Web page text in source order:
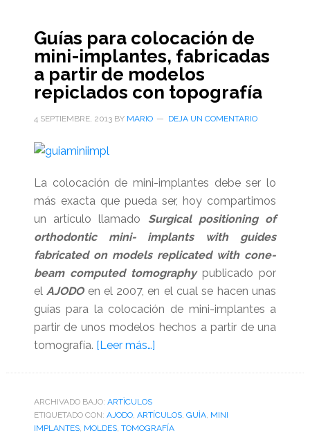
que
no
toleran
las
Guías para colocación de
mini-implantes, fabricadas
a partir de modelos
repiclados con topografía
4 SEPTIEMBRE, 2013BY MARIO DEJA UN COMENTARIO
La colocación de mini-implantes debe ser lo
más exacta que pueda ser, hoy compartimos
un artículo llamado Surgical positioning of
orthodontic mini- implants with guides
fabricated on models replicated with cone-
beam computed tomography publicado por
elAJODOen el 2007, en el cual se hacen unas
guías para la colocación de mini-implantes a
partir de unos modelos hechos a partir de una
tomografía. [Leer más…]acerca
colocación
de
ARCHIVADO BAJO: ARTÌCULOS
ETIQUETADO CON: AJODO, ARTÍCULOS, GUÌA, MINI
IMPLANTES, MOLDES, TOMOGRAFÍA